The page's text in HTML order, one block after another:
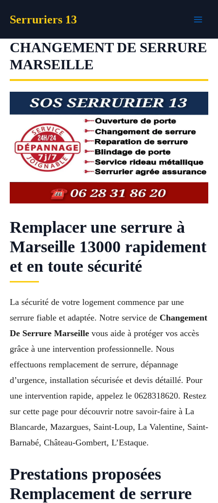
Serruriers 13
CHANGEMENT DE SERRURE
MARSEILLE
Remplacer une serrure à
Marseille 13000 rapidement
et en toute sécurité
La sécurité de votre logement commence par une
serrure fiable et adaptée. Notre service de Changement
De Serrure Marseille vous aide à protéger vos accès
grâce à une intervention professionnelle. Nous
effectuons remplacement de serrure, dépannage
d’urgence, installation sécurisée et devis détaillé. Pour
une intervention rapide, appelez le 0628318620. Restez
sur cette page pour découvrir notre savoir-faire à La
Blancarde, Mazargues, Saint-Loup, La Valentine, Saint-
Barnabé, Château-Gombert, L’Estaque.
Prestations proposées
Remplacement de serrure